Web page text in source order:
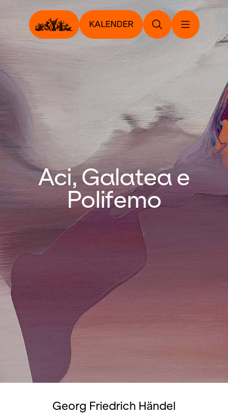
KALENDER
Aci, Galatea e
Polifemo
Georg Friedrich Händel